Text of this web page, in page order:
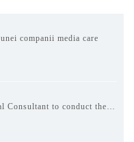
companii media care
Consultant to conduct the…